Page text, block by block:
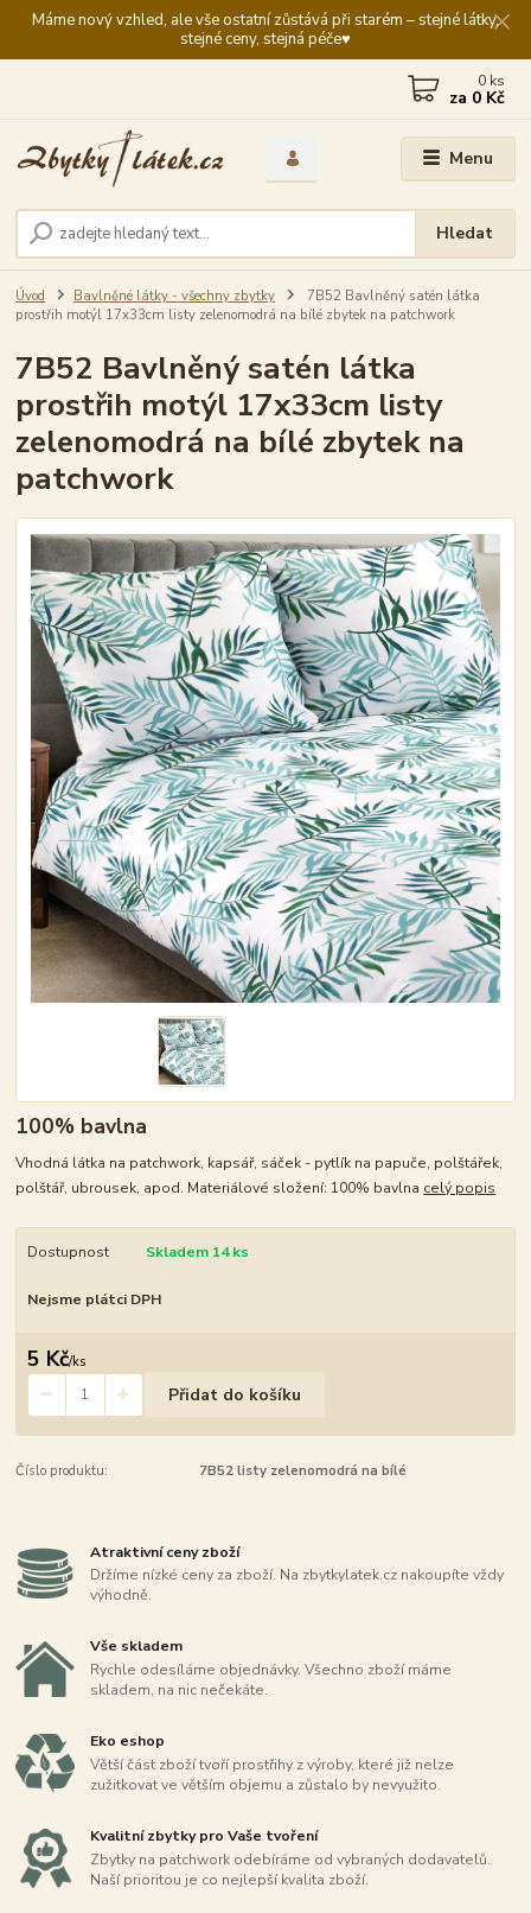
Máme nový vzhled, ale vše ostatní zůstává při starém – stejné látky,
stejné ceny, stejná péče♥️
Menu
Hledat
0 ks
za 0 Kč
Úvod Bavlněné látky - všechny zbytky
7B52 Bavlněný satén látka
prostřih motýl 17x33cm listy zelenomodrá na bílé zbytek na patchwork
7B52 Bavlněný satén látka
prostřih motýl 17x33cm listy
zelenomodrá na bílé zbytek na
patchwork
100% bavlna
Vhodná látka na patchwork, kapsář, sáček - pytlík na papuče, polštářek,
polštář, ubrousek, apod. Materiálové složení: 100% bavlna celý popis
Dostupnost Skladem 14 ks
Nejsme plátci DPH
5 Kč/ks
Přidat do košíku
Číslo produktu: 7B52 listy zelenomodrá na bílé
Atraktivní ceny zboží
Držíme nízké ceny za zboží. Na zbytkylatek.cz nakoupíte vždy
výhodně.
Vše skladem
Rychle odesíláme objednávky. Všechno zboží máme
skladem, na nic nečekáte.
Eko eshop
Větší část zboží tvoří prostřihy z výroby, které již nelze
zužitkovat ve větším objemu a zůstalo by nevyužito.
Kvalitní zbytky pro Vaše tvoření
Zbytky na patchwork odebíráme od vybraných dodavatelů.
Naší prioritou je co nejlepší kvalita zboží.